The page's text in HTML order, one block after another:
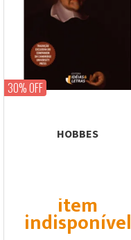
30% OFF
HOBBES
item
indisponível